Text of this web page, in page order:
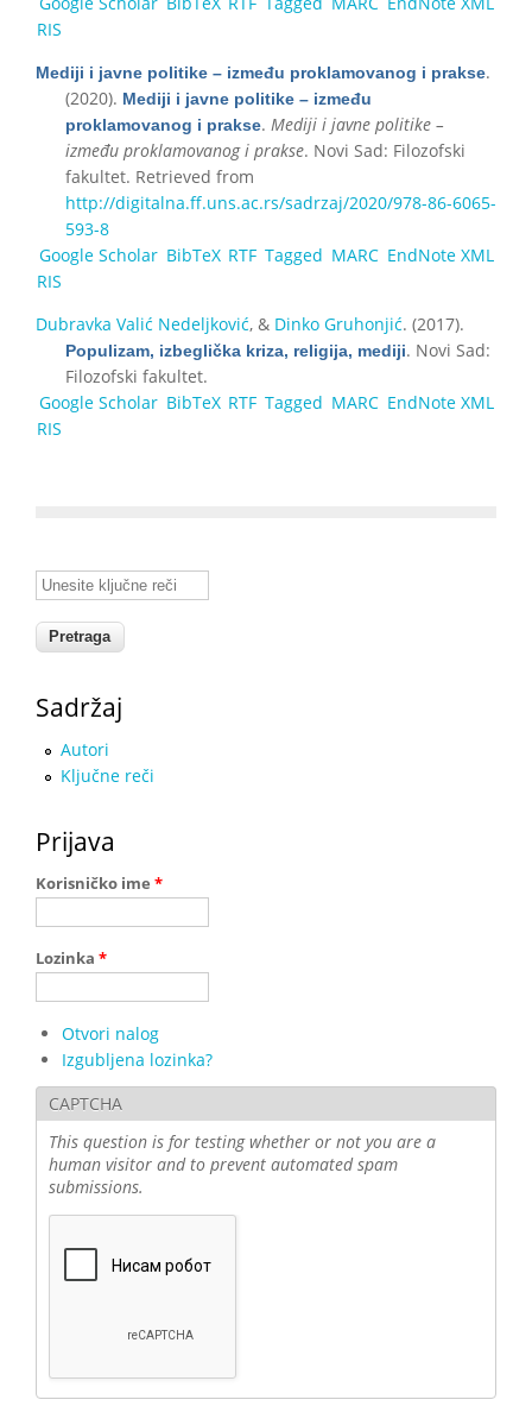
RIS
Mediji i javne politike – između proklamovanog i prakse.
(2020). Mediji i javne politike – između
proklamovanog i prakse. Mediji i javne politike –
između proklamovanog i prakse. Novi Sad: Filozofski
fakultet. Retrieved from
http://digitalna.ff.uns.ac.rs/sadrzaj/2020/978-86-6065-
593-8
Google Scholar BibTeX RTF Tagged MARC EndNote XML
RIS
Dubravka Valić Nedeljković, & Dinko Gruhonjić. (2017).
Populizam, izbeglička kriza, religija, mediji. Novi Sad:
Filozofski fakultet.
Google Scholar BibTeX RTF Tagged MARC EndNote XML
RIS
Unesite ključne reči
Sadržaj
Autori
Ključne reči
Prijava
Korisničko ime *
Lozinka *
Otvori nalog
Izgubljena lozinka?
CAPTCHA
This question is for testing whether or not you are a
human visitor and to prevent automated spam
submissions.